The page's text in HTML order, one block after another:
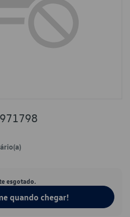
esgotado.
quando chegar!